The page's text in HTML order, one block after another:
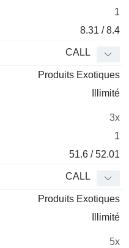
1
8.31 / 8.4
CALL
Produits Exotiques
Illimité
3x
1
51.6 / 52.01
CALL
Produits Exotiques
Illimité
5x